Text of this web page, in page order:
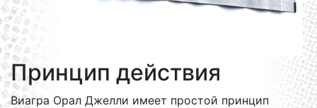
Принцип действия
Виагра Орал Джелли имеет простой принцип